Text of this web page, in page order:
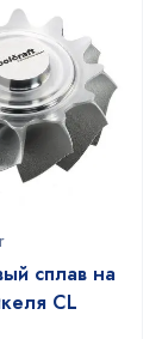
сплав на
CL